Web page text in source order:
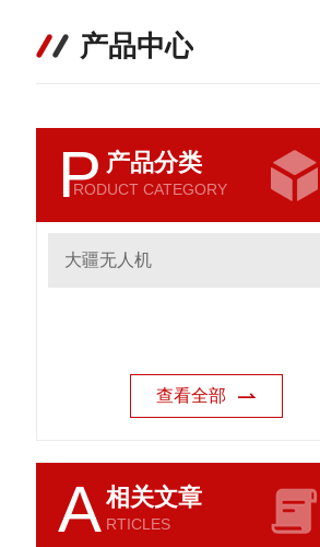
产品中心
P 产品分类
RODUCT CATEGORY
大疆无人机
查看全部
A相关文章
RTICLES